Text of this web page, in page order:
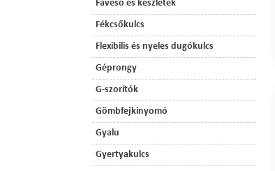
Favéső és készletek
Fékcsőkulcs
Flexibilis és nyeles dugókulcs
Géprongy
G-szorítók
Gömbfejkinyomó
Gyalu
Gyertyakulcs